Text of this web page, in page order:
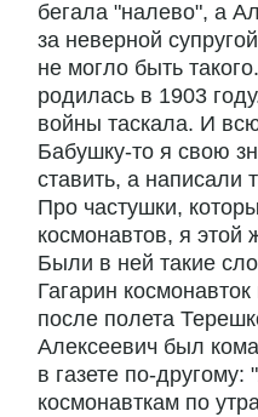
бегала "налево", а
за неверной
не могло быть
родилась в 1903
войны таскала. И
Бабушку-то я свою
ставить, а написали
Про частушки,
космонавтов, я этой
Были в ней такие
Гагарин
после полета
Алексеевич был
в газете по-другому:
космонавткам по